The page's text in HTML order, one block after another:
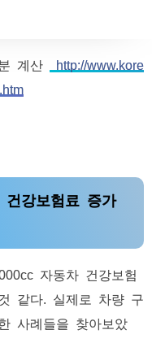
계산
http://www.kore
강보험료 증가
자동차 건강보험
같다. 실제로 차량 구
사례들을 찾아보았